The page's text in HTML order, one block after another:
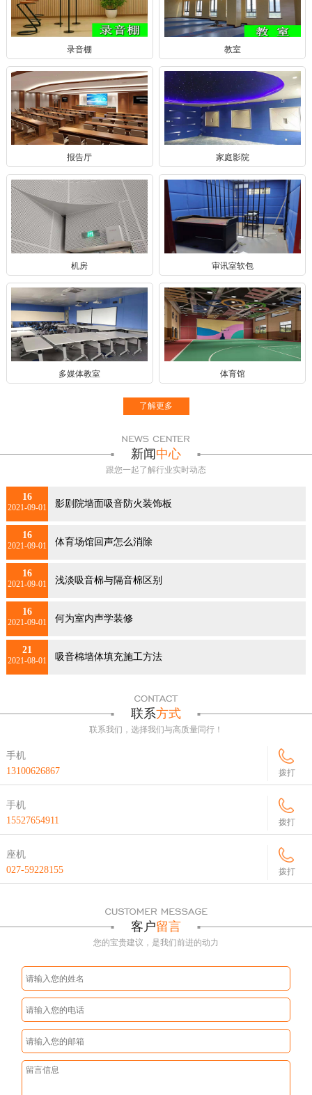
录音棚 教室
报告厅 家庭影院
机房 审讯室软包
多媒体教室 体育馆
了解更多
新闻 中心
跟您一起了解行业实时动态
16
2021-09-01 影剧院墙面吸音防火装饰板
16
2021-09-01 体育场馆回声怎么消除
16
2021-09-01 浅淡吸音棉与隔音棉区别
16
2021-09-01 何为室内声学装修
21
2021-08-01 吸音棉墙体填充施工方法
联系方式
联系我们，选择我们与高质量同行！
手机
13100626867
拨打
手机
15527654911
拨打
座机
027-59228155
拨打
客户留言
您的宝贵建议，是我们前进的动力